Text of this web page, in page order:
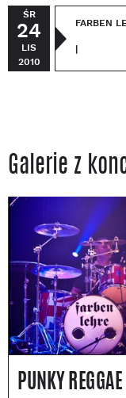
ŚR
24
LIS
2010
FARBEN
Galerie z
PUNKY